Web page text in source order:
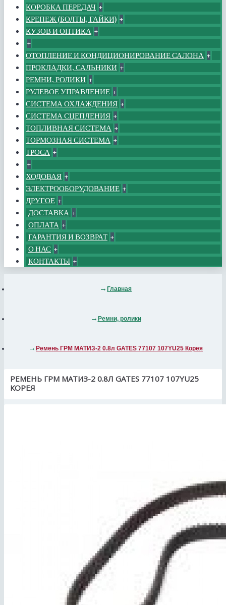
КОРОБКА ПЕРЕДАЧ +
КРЕПЕЖ (БОЛТЫ, ГАЙКИ) +
КУЗОВ И ОПТИКА +
+
ОТОПЛЕНИЕ И КОНДИЦИОНИРОВАНИЕ САЛОНА +
ПРОКЛАДКИ, САЛЬНИКИ +
РЕМНИ, РОЛИКИ +
РУЛЕВОЕ УПРАВЛЕНИЕ +
СИСТЕМА ОХЛАЖДЕНИЯ +
СИСТЕМА СЦЕПЛЕНИЯ +
ТОПЛИВНАЯ СИСТЕМА +
ТОРМОЗНАЯ СИСТЕМА +
ТРОСА +
+
ХОДОВАЯ +
ЭЛЕКТРООБОРУДОВАНИЕ +
ДРУГОЕ +
ДОСТАВКА +
ОПЛАТА +
ГАРАНТИЯ И ВОЗВРАТ +
О НАС +
КОНТАКТЫ +
Главная
Ремни, ролики
Ремень ГРМ МАТИЗ-2 0.8л GATES 77107 107YU25 Корея
РЕМЕНЬ ГРМ МАТИЗ-2 0.8Л GATES 77107 107YU25
КОРЕЯ